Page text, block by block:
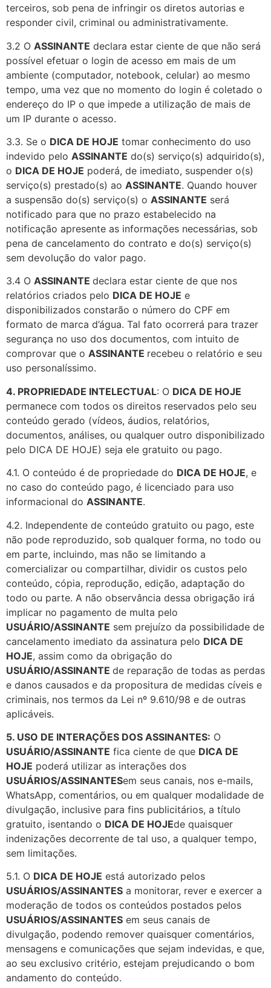
terceiros, sob pena de infringir os diretos autorias e
responder civil, criminal ou administrativamente.
3.2 O ASSINANTE declara estar ciente de que não será
possível efetuar o login de acesso em mais de um
ambiente (computador, notebook, celular) ao mesmo
tempo, uma vez que no momento do login é coletado o
endereço do IP o que impede a utilização de mais de
um IP durante o acesso.
3.3. Se o DICA DE HOJE tomar conhecimento do uso
indevido pelo ASSINANTE do(s) serviço(s) adquirido(s),
o DICA DE HOJE poderá, de imediato, suspender o(s)
serviço(s) prestado(s) ao ASSINANTE. Quando houver
a suspensão do(s) serviço(s) o ASSINANTE será
notificado para que no prazo estabelecido na
notificação apresente as informações necessárias, sob
pena de cancelamento do contrato e do(s) serviço(s)
sem devolução do valor pago.
3.4 O ASSINANTE declara estar ciente de que nos
relatórios criados pelo DICA DE HOJE e
disponibilizados constarão o número do CPF em
formato de marca d’água. Tal fato ocorrerá para trazer
segurança no uso dos documentos, com intuito de
comprovar que o ASSINANTE recebeu o relatório e seu
uso personalíssimo.
4. PROPRIEDADE INTELECTUAL: O DICA DE HOJE
permanece com todos os direitos reservados pelo seu
conteúdo gerado (vídeos, áudios, relatórios,
documentos, análises, ou qualquer outro disponibilizado
pelo DICA DE HOJE) seja ele gratuito ou pago.
4.1. O conteúdo é de propriedade do DICA DE HOJE, e
no caso do conteúdo pago, é licenciado para uso
informacional do ASSINANTE.
4.2. Independente de conteúdo gratuito ou pago, este
não pode reproduzido, sob qualquer forma, no todo ou
em parte, incluindo, mas não se limitando a
comercializar ou compartilhar, dividir os custos pelo
conteúdo, cópia, reprodução, edição, adaptação do
todo ou parte. A não observância dessa obrigação irá
implicar no pagamento de multa pelo
USUÁRIO/ASSINANTE sem prejuízo da possibilidade de
cancelamento imediato da assinatura pelo DICA DE
HOJE, assim como da obrigação do
USUÁRIO/ASSINANTE de reparação de todas as perdas
e danos causados e da propositura de medidas cíveis e
criminais, nos termos da Lei nº 9.610/98 e de outras
aplicáveis.
5. USO DE INTERAÇÕES DOS ASSINANTES: O
USUÁRIO/ASSINANTE fica ciente de que DICA DE
HOJE poderá utilizar as interações dos
USUÁRIOS/ASSINANTESem seus canais, nos e-mails,
WhatsApp, comentários, ou em qualquer modalidade de
divulgação, inclusive para fins publicitários, a título
gratuito, isentando o DICA DE HOJEde quaisquer
indenizações decorrente de tal uso, a qualquer tempo,
sem limitações.
5.1. O DICA DE HOJE está autorizado pelos
USUÁRIOS/ASSINANTES a monitorar, rever e exercer a
moderação de todos os conteúdos postados pelos
USUÁRIOS/ASSINANTES em seus canais de
divulgação, podendo remover quaisquer comentários,
mensagens e comunicações que sejam indevidas, e que,
ao seu exclusivo critério, estejam prejudicando o bom
andamento do conteúdo.